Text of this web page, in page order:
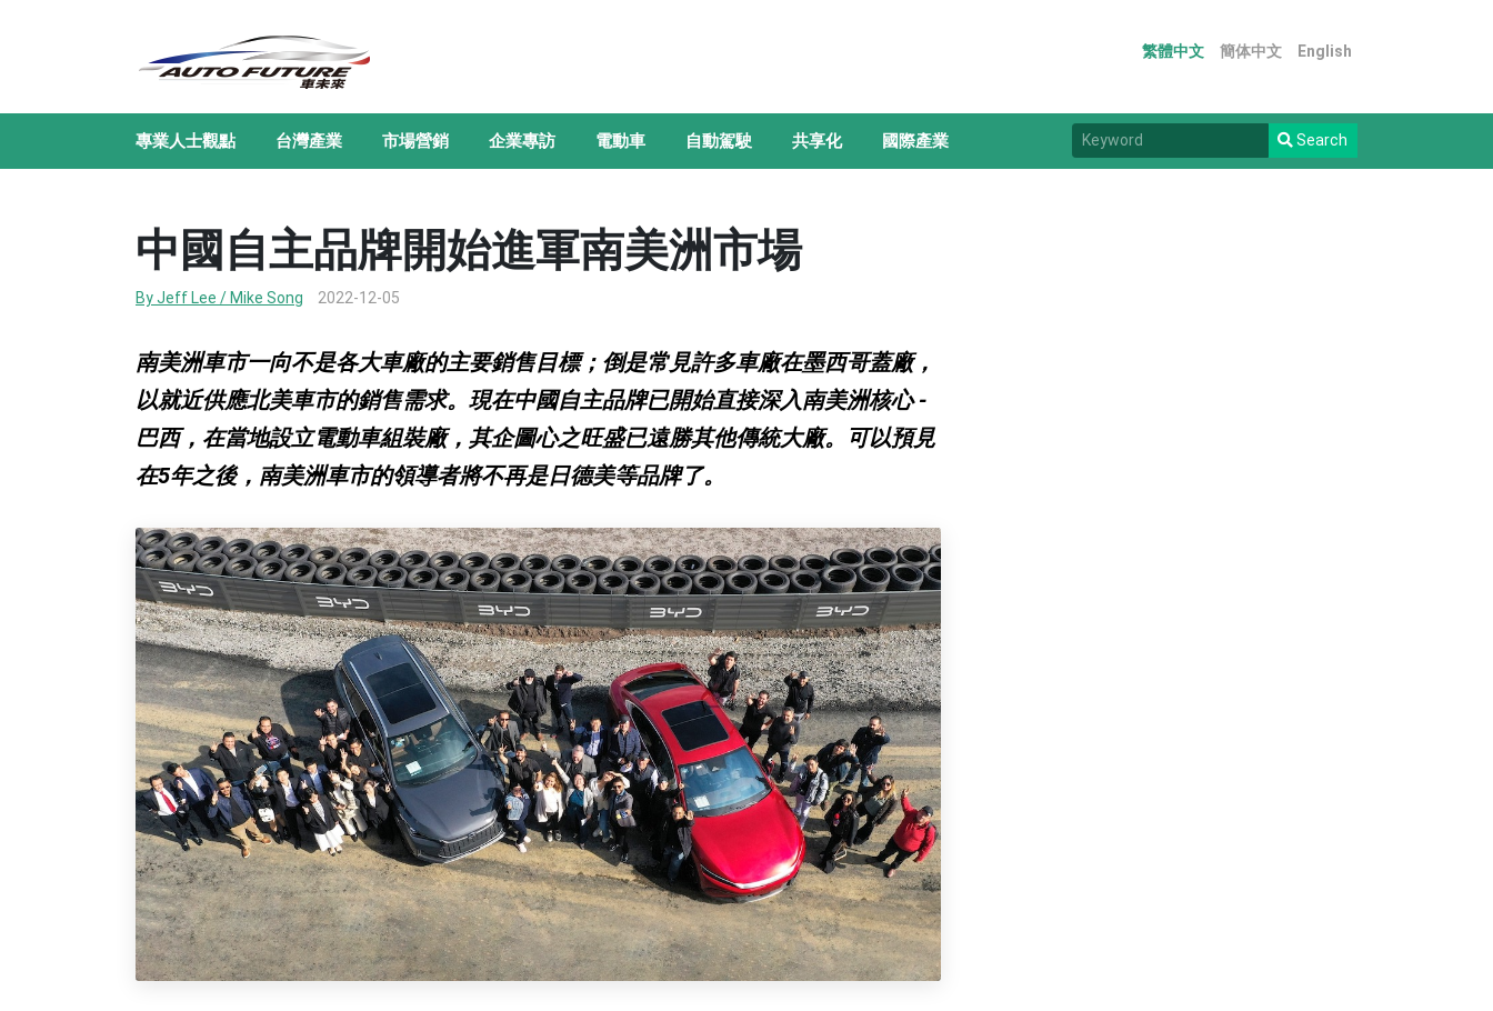
繁體中文 簡体中文 English
專業人士觀點 台灣產業 市場營銷 企業專訪 電動車 自動駕駛 共享化 國際產業 Search
中國自主品牌開始進軍南美洲市場
By Jeff Lee / Mike Song 2022-12-05
南美洲車市一向不是各大車廠的主要銷售目標；倒是常見許多車廠在墨西哥蓋廠，
以就近供應北美車市的銷售需求。現在中國自主品牌已開始直接深入南美洲核心 -
巴西，在當地設立電動車組裝廠，其企圖心之旺盛已遠勝其他傳統大廠。可以預見
在5年之後，南美洲車市的領導者將不再是日德美等品牌了。